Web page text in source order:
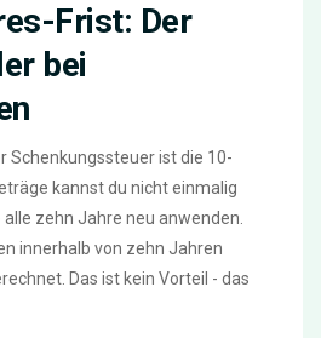
Frist: Der
bei
Schenkungssteuer ist die 10-
kannst du nicht einmalig
zehn Jahre neu anwenden.
innerhalb von zehn Jahren
Das ist kein Vorteil - das